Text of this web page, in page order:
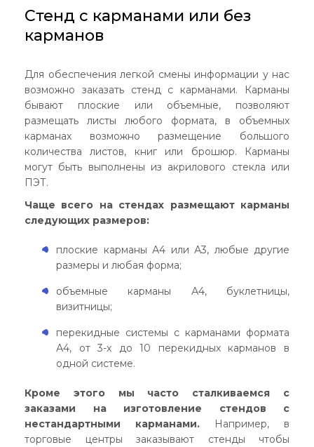
Стенд с карманами или без
карманов
Для обеспечения легкой смены информации у нас
возможно заказать стенд с карманами. Карманы
бывают плоские или объемные, позволяют
размещать листы любого формата, в объемных
карманах возможно размещение большого
количества листов, книг или брошюр. Карманы
могут быть выполнены из акрилового стекла или
ПЭТ.
Чаще всего на стендах размещают карманы
следующих размеров:
плоские карманы А4 или А3, любые другие
размеры и любая форма;
объемные карманы А4, буклетницы,
визитницы;
перекидные системы с карманами формата
А4, от 3-х до 10 перекидных карманов в
одной системе.
Кроме этого мы часто сталкиваемся с
заказами на изготовление стендов с
нестандартными карманами.
Например, в
торговые центры заказывают стенды чтобы